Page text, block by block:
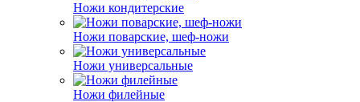
Ножи кондитерские
Ножи поварские, шеф-ножи
Ножи универсальные
Ножи филейные